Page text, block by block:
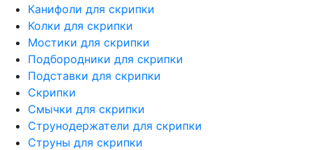
Канифоли для скрипки
Колки для скрипки
Мостики для скрипки
Подбородники для скрипки
Подставки для скрипки
Скрипки
Смычки для скрипки
Струнодержатели для скрипки
Струны для скрипки